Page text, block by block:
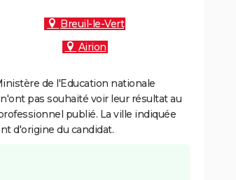
Breuil-le-Vert
Airion
de l'Education nationale
pas souhaité voir leur résultat au
publié. La ville indiquée
d'origine du candidat.